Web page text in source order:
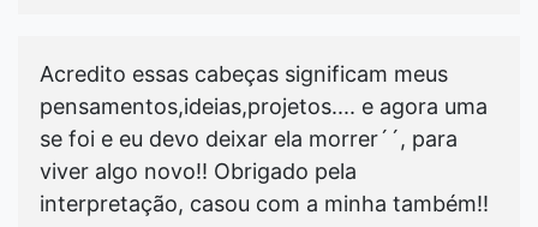
Acredito essas cabeças significam meus
pensamentos,ideias,projetos.... e agora uma
se foi e eu devo deixar ela morrer´´, para
viver algo novo!! Obrigado pela
interpretação, casou com a minha também!!